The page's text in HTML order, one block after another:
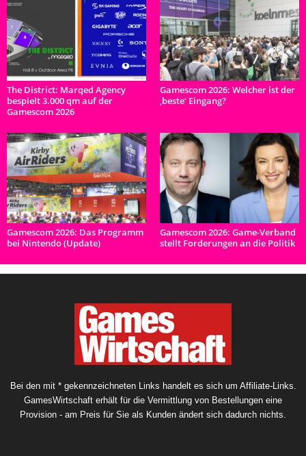
The District: Marqed Agency
bespielt 3.000 qm auf der
Gamescom 2026
Gamescom 2026: Welcher ist der
‚beste‘ Eingang?
Gamescom 2026: Das Programm
bei Nintendo (Update)
Gamescom 2026: Game-Verband
stellt Forderungen an die Politik
Bei den mit * gekennzeichneten Links handelt es sich um Affiliate-Links.
GamesWirtschaft erhält für die Vermittlung von Bestellungen eine
Provision - am Preis für Sie als Kunden ändert sich dadurch nichts.